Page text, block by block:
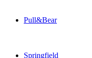
Pull&Bear
Springfield